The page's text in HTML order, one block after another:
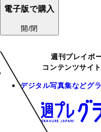
電子版で購入
開/閉
週刊プレイボ
コンテンツサイ
デジタル写真集などグ